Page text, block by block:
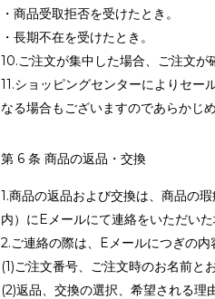
・商品受取拒否を受けたとき。
・長期不在を受けたとき。
10.ご注文が集中した場合、ご注文が
11.ショッピングセンターによりセ
なる場合もございますのであらかじ
第 6 条 商品の返品・交換
1.商品の返品および交換は、商品の
内）にEメールにて連絡をいただい
2.ご連絡の際は、Eメールにつぎの内
(1)ご注文番号、ご注文時のお名前と
(2)返品、交換の選択、希望される理